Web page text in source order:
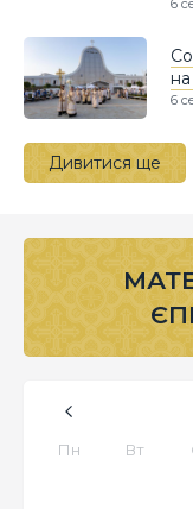
6
6
Дивитися ще
Пн Вт